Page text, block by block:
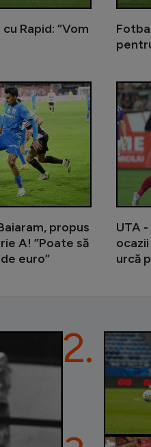
Rapid: ”Vom
Lovitură
propus
A! ”Poate să
euro”
UTA
urcă
2.